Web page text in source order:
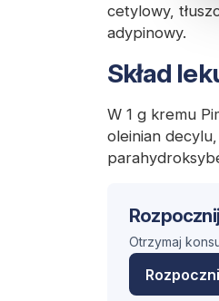
cetylowy,
adypinowy.
Skład
W 1 g kremu
oleinian
Otrzymaj